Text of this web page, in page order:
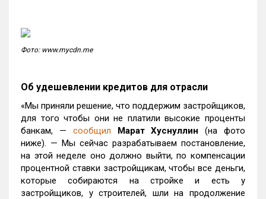
Фото: www.mycdn.me
Об удешевлении кредитов для отрасли
«Мы приняли решение, что поддержим застройщиков,
для того чтобы они не платили высокие проценты
банкам, — сообщил Марат Хуснуллин (на фото
ниже). — Мы сейчас разрабатываем постановление,
на этой неделе оно должно выйти, по компенсации
процентной ставки застройщикам, чтобы все деньги,
которые собираются на стройке и есть у
застройщиков, у строителей, шли на продолжение